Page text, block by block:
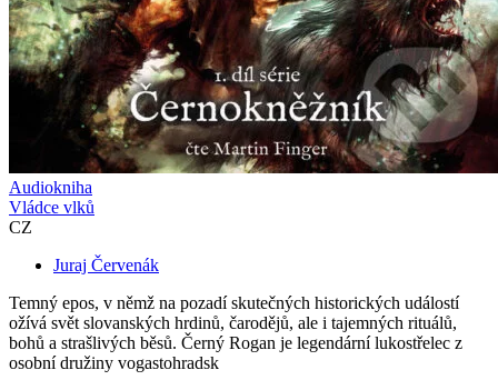
Audiokniha
Vládce vlků
CZ
Juraj Červenák
Temný epos, v němž na pozadí skutečných historických událostí
ožívá svět slovanských hrdinů, čarodějů, ale i tajemných rituálů,
bohů a strašlivých běsů. Černý Rogan je legendární lukostřelec z
osobní družiny vogastohradsk